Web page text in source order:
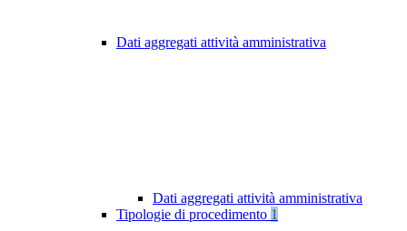
Dati aggregati attività amministrativa
Dati aggregati attività amministrativa
Tipologie di procedimento 1